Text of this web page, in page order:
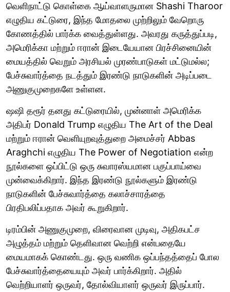
வெளிநாட்டு கொள்கை ஆய்வாளருமான Shashi Tharoor
எழுதிய கட்டுரை, இந்த மோதலை முற்றிலும் வேறொரு
கோணத்தில் பார்க்க வைத்துள்ளது. அவரது கருத்துப்படி,
அமெரிக்கா மற்றும் ஈரான் இடையேயான பிரச்சினையின்
மையத்தில் வெறும் அரசியல் முரண்பாடுகள் மட்டுமல்ல;
பேச்சுவார்த்தை நடத்தும் இரண்டு நாடுகளின் அடிப்படை
அணுகுமுறைகளே உள்ளன.
ஷஷி தரூர் தனது கட்டுரையில், முன்னாள் அமெரிக்க
அதிபர் Donald Trump எழுதிய The Art of the Deal
மற்றும் ஈரான் வெளியுறவுத்துறை அமைச்சர் Abbas
Araghchi எழுதிய The Power of Negotiation என்ற
நூல்களை ஒப்பிட்டு ஒரு சுவாரஸ்யமான பகுப்பாய்வை
முன்வைக்கிறார். இந்த இரண்டு நூல்களும் இரண்டு
நாடுகளின் பேச்சுவார்த்தை கலாச்சாரத்தை
பிரதிபலிப்பதாக அவர் கூறுகிறார்.
டிரம்பின் அணுகுமுறை, விரைவான முடிவு, அதிகபட்ச
அழுத்தம் மற்றும் தெளிவான வெற்றி என்பதையே
மையமாகக் கொண்டது. ஒரு வணிக ஒப்பந்தத்தைப் போல
பேச்சுவார்த்தையையும் அவர் பார்க்கிறார். அதில்
வெற்றியாளர் ஒருவர், தோல்வியாளர் ஒருவர் இருப்பார்.